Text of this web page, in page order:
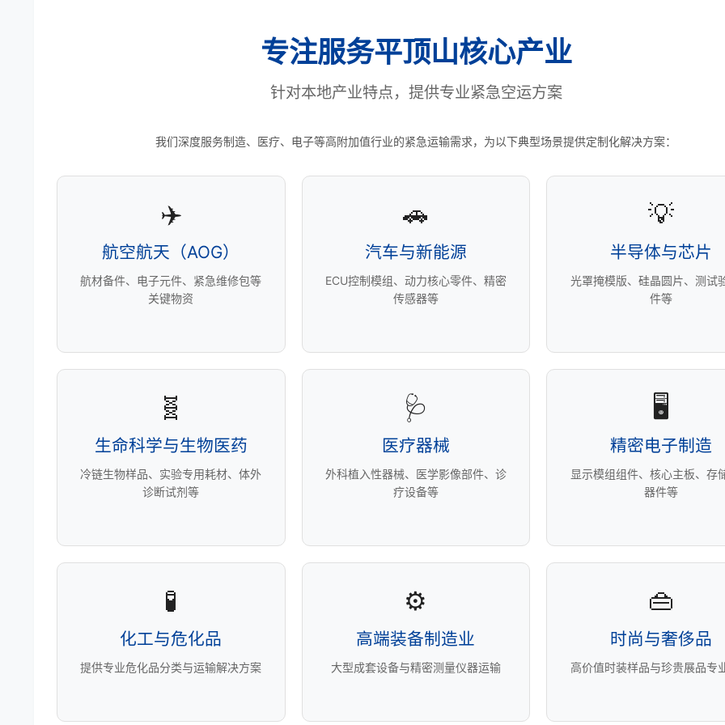
专注服务平顶山核心产业
针对本地产业特点，提供专业紧急空运方案
我们深度服务制造、医疗、电子等高附加值行业的紧急运输需求，为以下典型场景提供定制化解决方案：
✈️
航空航天（AOG）
航材备件、电子元件、紧急维修包等
关键物资
🚗
汽车与新能源
ECU控制模组、动力核心零件、精密
传感器等
💡
半导体与芯片
光罩掩模版、硅晶圆片、测试
件等
🧬
生命科学与生物医药
冷链生物样品、实验专用耗材、体外
诊断试剂等
🩺
医疗器械
外科植入性器械、医学影像部件、诊
疗设备等
🖥️
精密电子制造
显示模组组件、核心主板、存
器件等
🧪
化工与危化品
提供专业危化品分类与运输解决方案
⚙️
高端装备制造业
大型成套设备与精密测量仪器运输
👜
时尚与奢侈品
高价值时装样品与珍贵展品专